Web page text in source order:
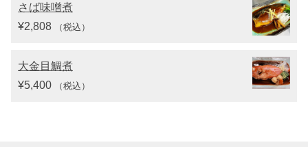
さば味噌煮
¥2,808 （税込）
大金目鯛煮
¥5,400 （税込）